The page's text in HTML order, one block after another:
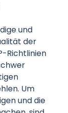
und
der
Richtlinien
Um
und die